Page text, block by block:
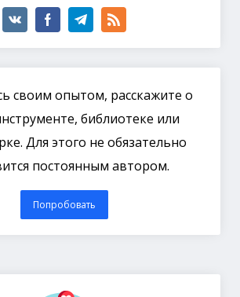
своим опытом, расскажите о
библиотеке или
Для этого не обязательно
постоянным автором.
Попробовать